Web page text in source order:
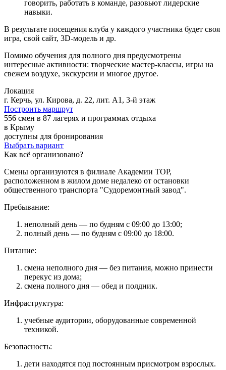
говорить, работать в команде, разовьют лидерские
навыки.
В результате посещения клуба у каждого участника будет своя
игра, свой сайт, 3D-модель и др.
Помимо обучения для полного дня предусмотрены
интересные активности: творческие мастер-классы, игры на
свежем воздухе, экскурсии и многое другое.
Локация
г. Керчь, ул. Кирова, д. 22, лит. А1, 3-й этаж
Построить маршрут
556 смен в 87 лагерях и программах отдыха
в Крыму
доступны для бронирования
Выбрать вариант
Как всё организовано?
Смены организуются в филиале Академии TOP,
расположенном в жилом доме недалеко от остановки
общественного транспорта "Судоремонтный завод".
Пребывание:
неполный день — по будням с 09:00 до 13:00;
полный день — по будням с 09:00 до 18:00.
Питание:
смена неполного дня — без питания, можно принести
перекус из дома;
смена полного дня — обед и полдник.
Инфраструктура:
учебные аудитории, оборудованные современной
техникой.
Безопасность:
дети находятся под постоянным присмотром взрослых.